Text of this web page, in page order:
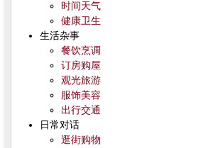
时间天气
健康卫生
生活杂事
餐饮烹调
订房购屋
观光旅游
服饰美容
出行交通
日常对话
逛街购物